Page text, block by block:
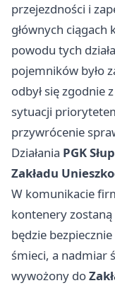
przejezdności i
głównych ciągach
powodu tych
pojemników było
odbył się zgodnie
sytuacji
przywrócenie
Działania PGK
Zakładu
W komunikacie
kontenery
będzie
śmieci, a nadmiar
wywożony do